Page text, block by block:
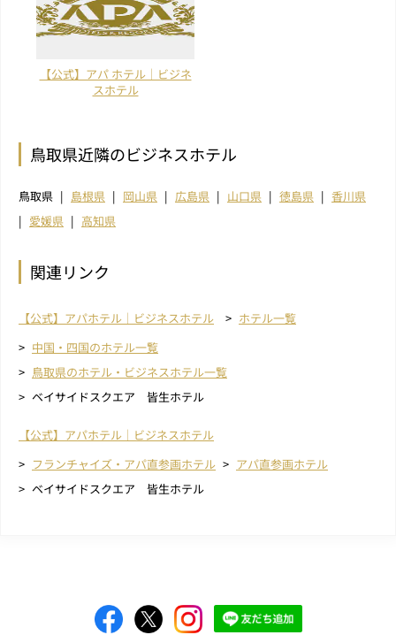
【公式】アパ ホテル｜ビジネ
スホテル
鳥取県近隣のビジネスホテル
鳥取県 島根県 岡山県 広島県 山口県 徳島県
香川県
愛媛県
高知県
関連リンク
【公式】アパホテル｜ビジネスホテル
ホテル一覧
中国・四国のホテル一覧
鳥取県のホテル・ビジネスホテル一覧
ベイサイドスクエア 皆生ホテル
【公式】アパホテル｜ビジネスホテル
フランチャイズ・アパ直参画ホテル
アパ直参画ホテル
ベイサイドスクエア 皆生ホテル